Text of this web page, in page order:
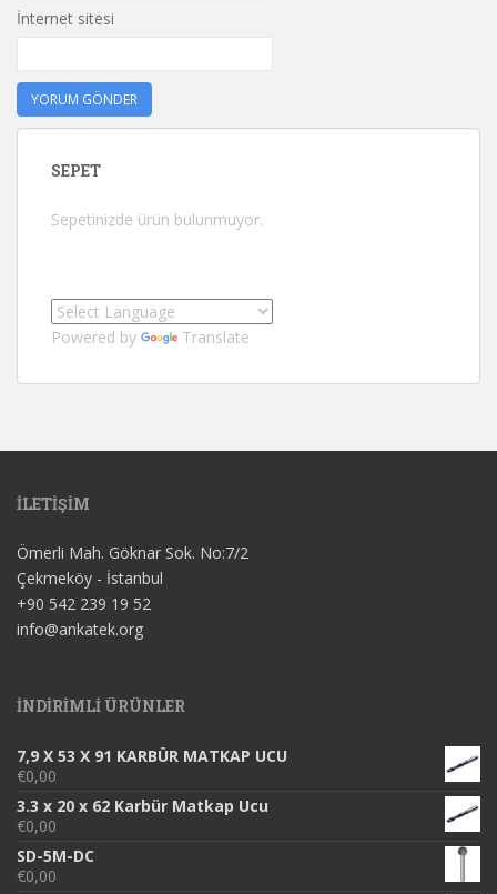
İnternet sitesi
SEPET
Sepetinizde ürün bulunmuyor.
Powered by Translate
İLETİŞİM
Ömerli Mah. Göknar Sok. No:7/2
Çekmeköy - İstanbul
+90 542 239 19 52
info@ankatek.org
INDIRIMLI ÜRÜNLER
7,9 X 53 X 91 KARBÜR MATKAP UCU
€0,00
3.3 x 20 x 62 Karbür Matkap Ucu
€0,00
SD-5M-DC
€0,00